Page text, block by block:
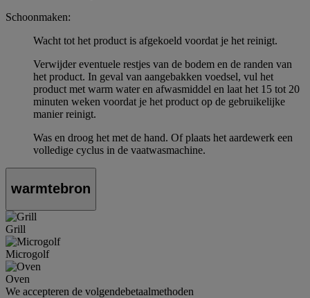
Schoonmaken:
Wacht tot het product is afgekoeld voordat je het reinigt.
Verwijder eventuele restjes van de bodem en de randen van
het product. In geval van aangebakken voedsel, vul het
product met warm water en afwasmiddel en laat het 15 tot 20
minuten weken voordat je het product op de gebruikelijke
manier reinigt.
Was en droog het met de hand. Of plaats het aardewerk een
volledige cyclus in de vaatwasmachine.
warmtebron
Grill
Microgolf
Oven
We accepteren de volgendebetaalmethoden